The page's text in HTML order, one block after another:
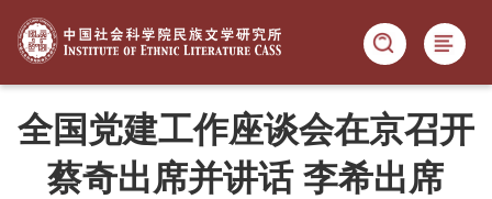
全国党建工作座谈会在京召开
蔡奇出席并讲话 李希出席